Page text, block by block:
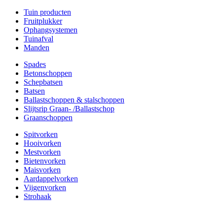
Tuin producten
Fruitplukker
Ophangsystemen
Tuinafval
Manden
Spades
Betonschoppen
Schepbatsen
Batsen
Ballastschoppen & stalschoppen
Slijtsrip Graan- /Ballastschop
Graanschoppen
Spitvorken
Hooivorken
Mestvorken
Bietenvorken
Maisvorken
Aardappelvorken
Vijgenvorken
Strohaak